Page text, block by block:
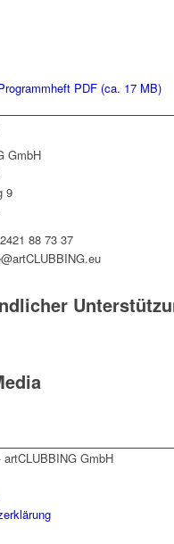
PDF (ca. 17 MB)
GmbH
9
88 73 37
GmbH